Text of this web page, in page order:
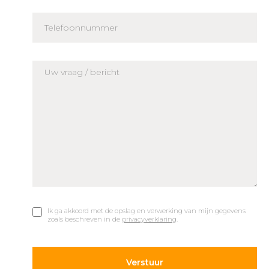
Ik ga akkoord met de opslag en verwerking van mijn gegevens
zoals beschreven in de privacyverklaring.